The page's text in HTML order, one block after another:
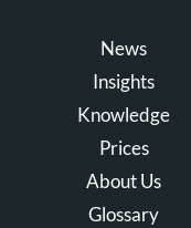
News
Insights
Knowledge
Prices
About Us
Glossary